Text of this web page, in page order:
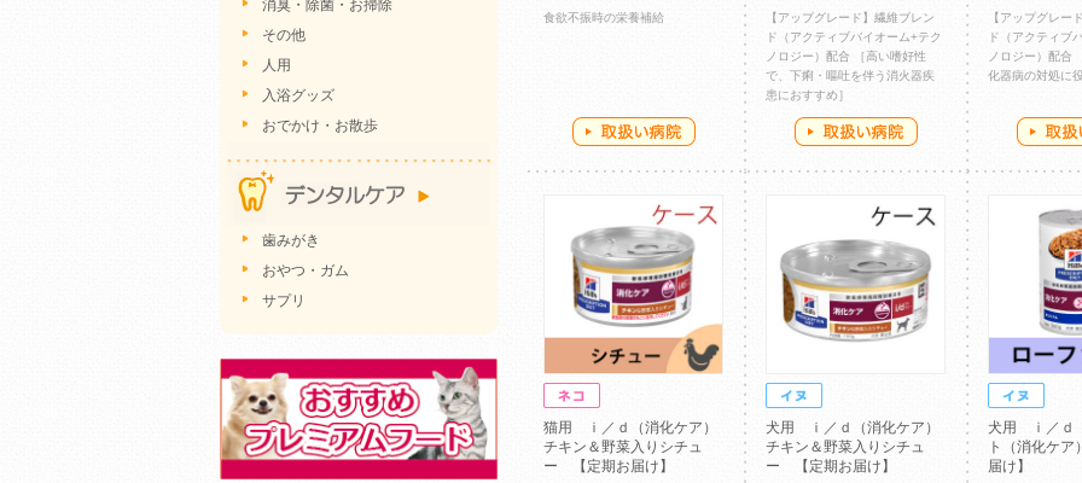
食欲不振時の栄養補給
【アップグレード】繊維ブレン
ド（アクティブバイオーム+テク
ノロジー）配合 ［高い嗜好性
で、下痢・嘔吐を伴う消火器疾
患におすすめ］
【アップグレー
ド（アクティブ
ノロジー）配合
化器病の対処に
猫用 ｉ／ｄ（消化ケア）
チキン＆野菜入りシチュ
ー 【定期お届け】
犬用 ｉ／ｄ（消化ケア）
チキン＆野菜入りシチュ
ー 【定期お届け】
犬用 ｉ／ｄ
ト（消化ケ
届け】
消臭・除菌・お掃除
その他
人用
入浴グッズ
おでかけ・お散歩
歯みがき
おやつ・ガム
サプリ